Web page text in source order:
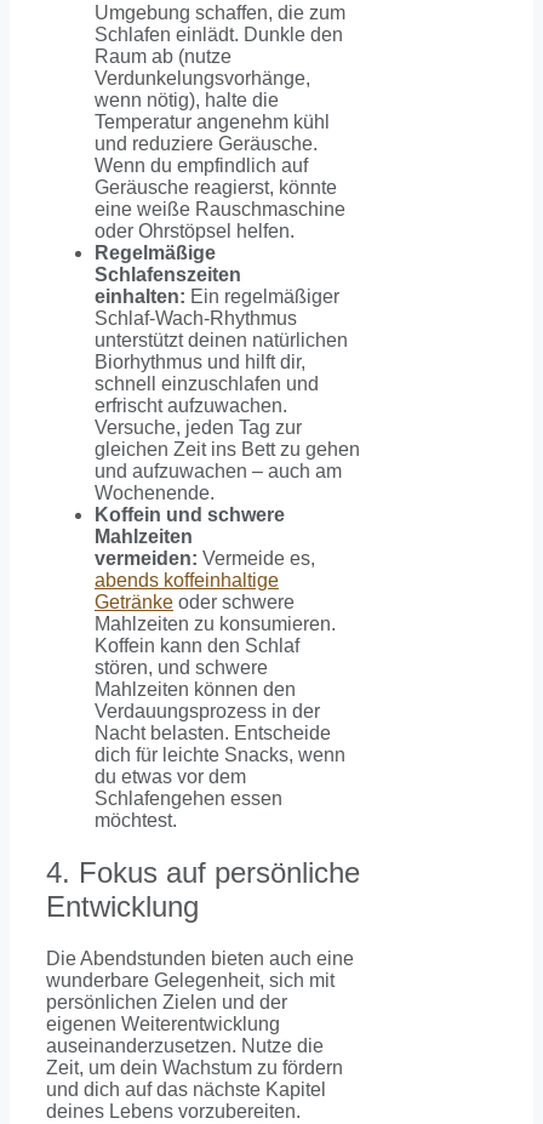
Umgebung schaffen, die zum
Schlafen einlädt. Dunkle den
Raum ab (nutze
Verdunkelungsvorhänge,
wenn nötig), halte die
Temperatur angenehm kühl
und reduziere Geräusche.
Wenn du empfindlich auf
Geräusche reagierst, könnte
eine weiße Rauschmaschine
oder Ohrstöpsel helfen.
Regelmäßige
Schlafenszeiten
einhalten: Ein regelmäßiger
Schlaf-Wach-Rhythmus
unterstützt deinen natürlichen
Biorhythmus und hilft dir,
schnell einzuschlafen und
erfrischt aufzuwachen.
Versuche, jeden Tag zur
gleichen Zeit ins Bett zu gehen
und aufzuwachen – auch am
Wochenende.
Koffein und schwere
Mahlzeiten
vermeiden: Vermeide es,
abends koffeinhaltige
Getränke oder schwere
Mahlzeiten zu konsumieren.
Koffein kann den Schlaf
stören, und schwere
Mahlzeiten können den
Verdauungsprozess in der
Nacht belasten. Entscheide
dich für leichte Snacks, wenn
du etwas vor dem
Schlafengehen essen
möchtest.
4. Fokus auf persönliche
Entwicklung
Die Abendstunden bieten auch eine
wunderbare Gelegenheit, sich mit
persönlichen Zielen und der
eigenen Weiterentwicklung
auseinanderzusetzen. Nutze die
Zeit, um dein Wachstum zu fördern
und dich auf das nächste Kapitel
deines Lebens vorzubereiten.